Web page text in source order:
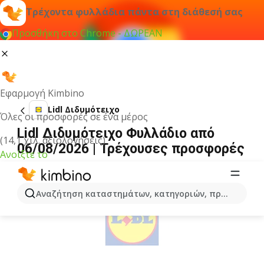
Τρέχοντα φυλλάδια πάντα στη διάθεσή σας
Προσθήκη στο Chrome - ΔΩΡΕΑΝ
Εφαρμογή Kimbino
Όλες οι προσφορές σε ένα μέρος
(14,1 χιλ. αξιολογήσεις)
Ανοίξτε το
Αναζήτηση καταστημάτων, κατηγοριών, προϊόντων...
Lidl Διδυμότειχο
Lidl Διδυμότειχο Φυλλάδιο από
06/08/2026 | Τρέχουσες προσφορές